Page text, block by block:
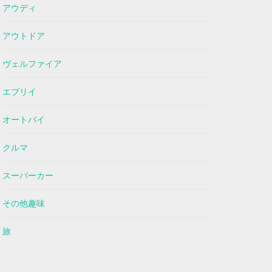
アウディ
アウトドア
ヴェルファイア
エブリイ
オートバイ
クルマ
スーパーカー
その他趣味
旅